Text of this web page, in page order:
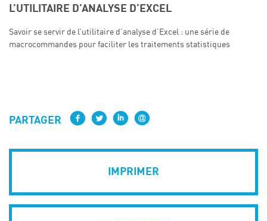
L’UTILITAIRE D’ANALYSE D’EXCEL
Savoir se servir de l’utilitaire d’analyse d’Excel : une série de
macrocommandes pour faciliter les traitements statistiques
PARTAGER
IMPRIMER